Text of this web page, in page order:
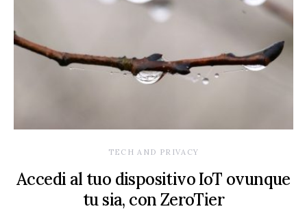
TECH AND PRIVACY
Accedi al tuo dispositivo IoT ovunque
tu sia, con ZeroTier